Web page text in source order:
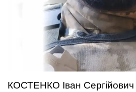
КОСТЕНКО Іван